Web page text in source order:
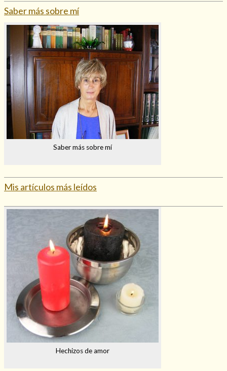
Saber más sobre mí
Saber más sobre mí
Mis artículos más leídos
Hechizos de amor